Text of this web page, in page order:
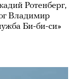
Ротенберг,
Владимир
Би-би-си»